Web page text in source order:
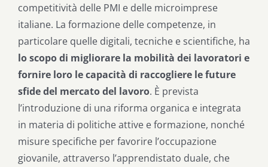
competitività delle PMI e delle microimprese
italiane. La formazione delle competenze, in
particolare quelle digitali, tecniche e scientifiche, ha
lo scopo di migliorare la mobilità dei lavoratori e
fornire loro le capacità di raccogliere le future
sfide del mercato del lavoro. È prevista
l’introduzione di una riforma organica e integrata
in materia di politiche attive e formazione, nonché
misure specifiche per favorire l’occupazione
giovanile, attraverso l’apprendistato duale, che